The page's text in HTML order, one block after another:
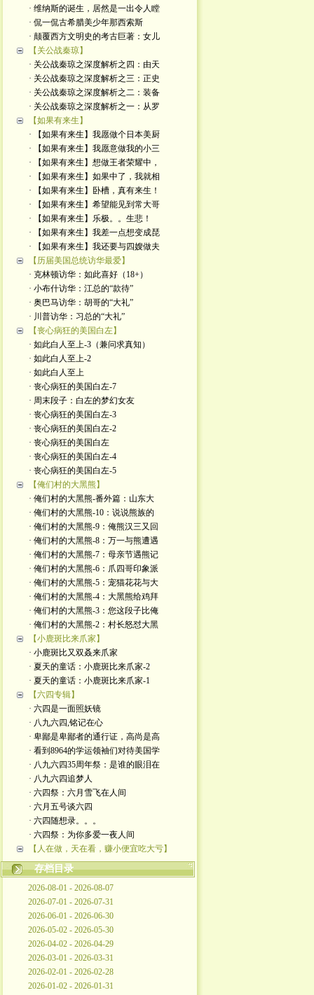
· 维纳斯的诞生，居然是一出令人瞠
· 侃一侃古希腊美少年那西索斯
· 颠覆西方文明史的考古巨著：女儿
【关公战秦琼】
· 关公战秦琼之深度解析之四：由天
· 关公战秦琼之深度解析之三：正史
· 关公战秦琼之深度解析之二：装备
· 关公战秦琼之深度解析之一：从罗
【如果有来生】
· 【如果有来生】我愿做个日本美厨
· 【如果有来生】我愿意做我的小三
· 【如果有来生】想做王者荣耀中，
· 【如果有来生】如果中了，我就相
· 【如果有来生】卧槽，真有来生！
· 【如果有来生】希望能见到常大哥
· 【如果有来生】乐极。。生悲！
· 【如果有来生】我差一点想变成琵
· 【如果有来生】我还要与四嫂做夫
【历届美国总统访华最爱】
· 克林顿访华：如此喜好（18+）
· 小布什访华：江总的“款待”
· 奥巴马访华：胡哥的“大礼”
· 川普访华：习总的“大礼”
【丧心病狂的美国白左】
· 如此白人至上-3（兼问求真知）
· 如此白人至上-2
· 如此白人至上
· 丧心病狂的美国白左-7
· 周末段子：白左的梦幻女友
· 丧心病狂的美国白左-3
· 丧心病狂的美国白左-2
· 丧心病狂的美国白左
· 丧心病狂的美国白左-4
· 丧心病狂的美国白左-5
【俺们村的大黑熊】
· 俺们村的大黑熊-番外篇：山东大
· 俺们村的大黑熊-10：说说熊族的
· 俺们村的大黑熊-9：俺熊汉三又回
· 俺们村的大黑熊-8：万一与熊遭遇
· 俺们村的大黑熊-7：母亲节遇熊记
· 俺们村的大黑熊-6：爪四哥印象派
· 俺们村的大黑熊-5：宠猫花花与大
· 俺们村的大黑熊-4：大黑熊给鸡拜
· 俺们村的大黑熊-3：您这段子比俺
· 俺们村的大黑熊-2：村长怒怼大黑
【小鹿斑比来爪家】
· 小鹿斑比又双叒来爪家
· 夏天的童话：小鹿斑比来爪家-2
· 夏天的童话：小鹿斑比来爪家-1
【六四专辑】
· 六四是一面照妖镜
· 八九六四,铭记在心
· 卑鄙是卑鄙者的通行证，高尚是高
· 看到8964的学运领袖们对待美国学
· 八九六四35周年祭：是谁的眼泪在
· 八九六四追梦人
· 六四祭：六月雪飞在人间
· 六月五号谈六四
· 六四随想录。。。
· 六四祭：为你多爱一夜人间
【人在做，天在看，赚小便宜吃大亏】
存档目录
2026-08-01 - 2026-08-07
2026-07-01 - 2026-07-31
2026-06-01 - 2026-06-30
2026-05-02 - 2026-05-30
2026-04-02 - 2026-04-29
2026-03-01 - 2026-03-31
2026-02-01 - 2026-02-28
2026-01-02 - 2026-01-31